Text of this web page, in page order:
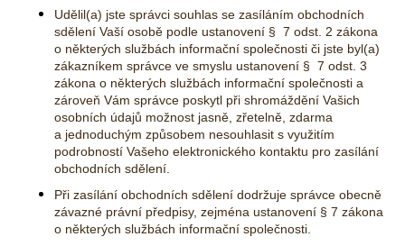
Udělil(a) jste správci souhlas se zasíláním obchodních
sdělení Vaší osobě podle ustanovení § 7 odst. 2 zákona
o některých službách informační společnosti či jste byl(a)
zákazníkem správce ve smyslu ustanovení § 7 odst. 3
zákona o některých službách informační společnosti a
zároveň Vám správce poskytl při shromáždění Vašich
osobních údajů možnost jasně, zřetelně, zdarma
a jednoduchým způsobem nesouhlasit s využitím
podrobností Vašeho elektronického kontaktu pro zasílání
obchodních sdělení.
Při zasílání obchodních sdělení dodržuje správce obecně
závazné právní předpisy, zejména ustanovení § 7 zákona
o některých službách informační společnosti.